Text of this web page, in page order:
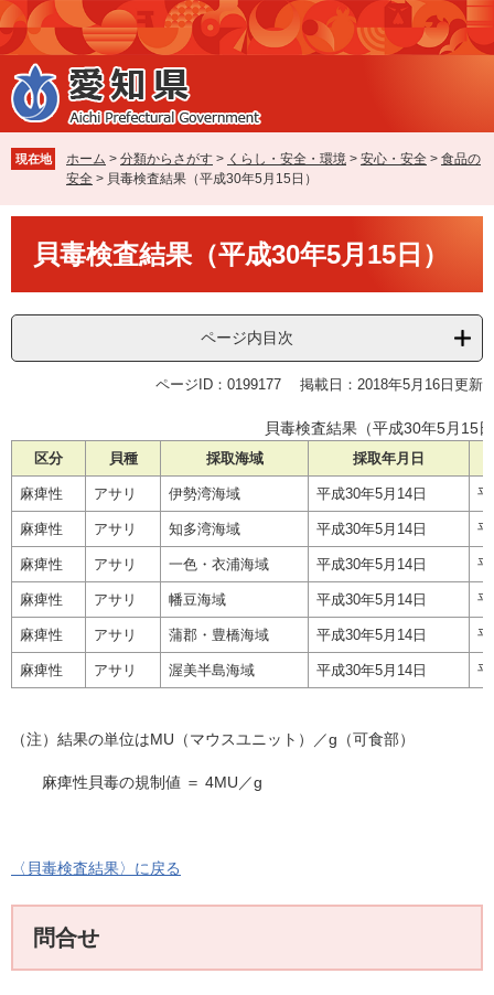
ペ
ー
ジ
の
先
で
す
メ
ニ
ュ
ー
を
ば
し
本
現在地 ホーム > 分類からさがす > くらし・安全・環境 > 安心・安全 > 食品の
安全 > 貝毒検査結果（平成30年5月15日）
貝毒検査結果（平成30年5月15日）
ページ内目次
ページID：0199177 掲載日：2018年5月16日更新
貝毒検査結果（平成30年5月15
区分 貝種 採取海域 採取年月日
麻痺性 アサリ 伊勢湾海域 平成30年5月14日
麻痺性 アサリ 知多湾海域 平成30年5月14日
麻痺性 アサリ 一色・衣浦海域 平成30年5月14日
麻痺性 アサリ 幡豆海域 平成30年5月14日
麻痺性 アサリ 蒲郡・豊橋海域 平成30年5月14日
麻痺性 アサリ 渥美半島海域 平成30年5月14日
（注）結果の単位はMU（マウスユニット）／g（可食部）
麻痺性貝毒の規制値 ＝ 4MU／g
〈貝毒検査結果〉に戻る
問合せ